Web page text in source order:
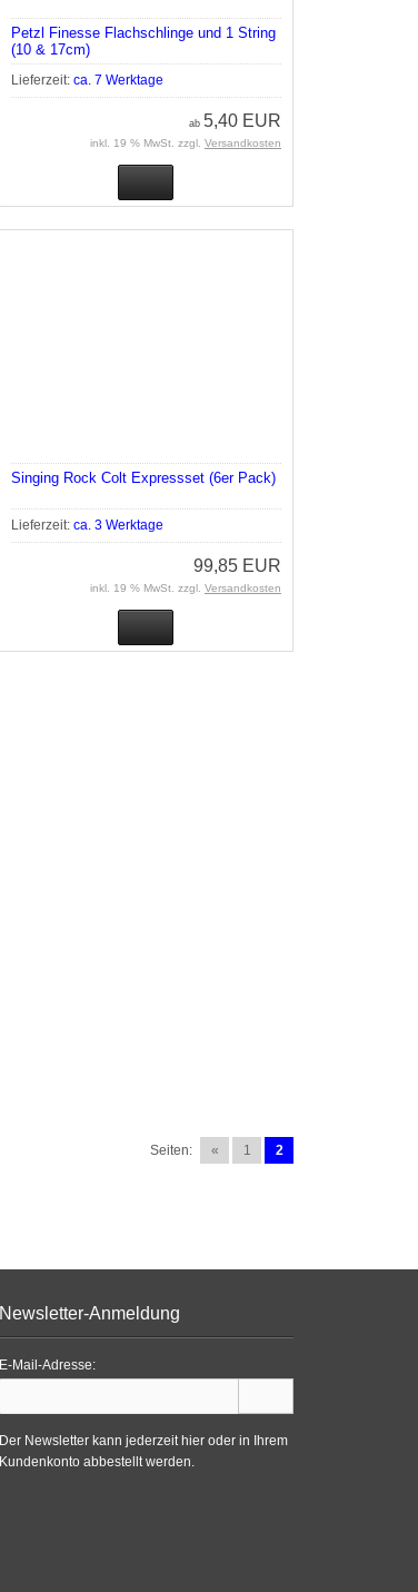
Petzl Finesse Flachschlinge und 1 String
(10 & 17cm)
Lieferzeit: ca. 7 Werktage
ab 5,40 EUR
inkl. 19 % MwSt. zzgl. Versandkosten
Singing Rock Colt Expressset (6er Pack)
Lieferzeit: ca. 3 Werktage
99,85 EUR
inkl. 19 % MwSt. zzgl. Versandkosten
Seiten: « 1 2
Newsletter-Anmeldung
E-Mail-Adresse:
Der Newsletter kann jederzeit hier oder in Ihrem
Kundenkonto abbestellt werden.